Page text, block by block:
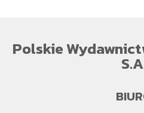
Polskie